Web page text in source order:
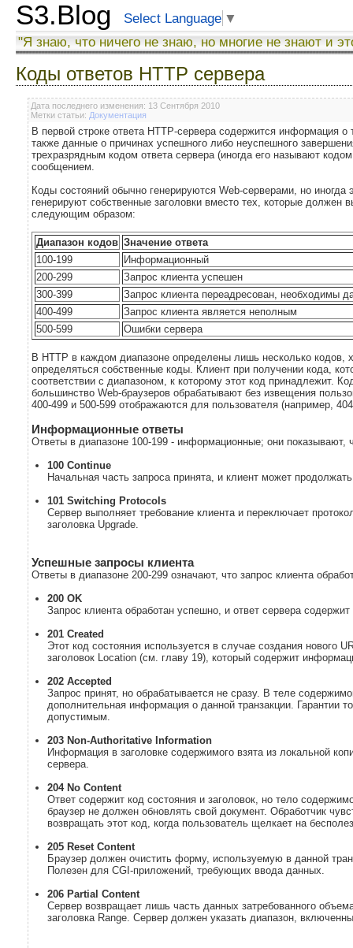
S3.Blog Select Language ▼
"Я знаю, что ничего не знаю, но многие не знают и
Коды ответов HTTP сервера
Дата последнего изменения: 13 Сентября 2010
Метки статьи: Документация
В первой строке ответа HTTP-сервера содержится информация
также данные о причинах успешного либо неуспешного
трехразрядным кодом ответа сервера (иногда его называют
сообщением.
Коды состояний обычно генерируются Web-серверами, но иногда
генерируют собственные заголовки вместо тех, которые должен
следующим образом:
Диапазон кодов Значение ответа
100-199
Информационный
200-299
Запрос клиента успешен
300-399
Запрос клиента переадресован, необходимы
400-499
Запрос клиента является неполным
500-599
Ошибки сервера
В HTTP в каждом диапазоне определены лишь несколько кодов,
определяться собственные коды. Клиент при получении кода,
соответствии с диапазоном, к которому этот код принадлежит.
большинство Web-браузеров обрабатывают без извещения
400-499 и 500-599 отображаются для пользователя (например,
Информационные ответы
Ответы в диапазоне 100-199 - информационные; они показывают,
100 Continue
Начальная часть запроса принята, и клиент может
101 Switching Protocols
Сервер выполняет требование клиента и переключает
заголовка Upgrade.
Успешные запросы клиента
Ответы в диапазоне 200-299 означают, что запрос клиента
200 OK
Запрос клиента обработан успешно, и ответ сервера
201 Created
Этот код состояния используется в случае создания нового
заголовок Location (см. главу 19), который содержит
202 Accepted
Запрос принят, но обрабатывается не сразу. В теле
дополнительная информация о данной транзакции. Гарантии
допустимым.
203 Non-Authoritative Information
Информация в заголовке содержимого взята из локальной
сервера.
204 No Content
Ответ содержит код состояния и заголовок, но тело
браузер не должен обновлять свой документ. Обработчик
возвращать этот код, когда пользователь щелкает на
205 Reset Content
Браузер должен очистить форму, используемую в данной
Полезен для CGI-приложений, требующих ввода данных.
206 Partial Content
Сервер возвращает лишь часть данных затребованного
заголовка Range. Сервер должен указать диапазон,